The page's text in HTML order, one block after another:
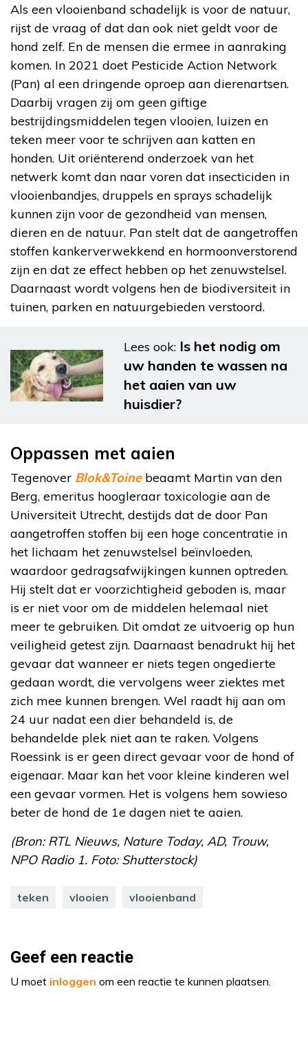
Als een vlooienband schadelijk is voor de natuur,
rijst de vraag of dat dan ook niet geldt voor de
hond zelf. En de mensen die ermee in aanraking
komen. In 2021 doet Pesticide Action Network
(Pan) al een dringende oproep aan dierenartsen.
Daarbij vragen zij om geen giftige
bestrijdingsmiddelen tegen vlooien, luizen en
teken meer voor te schrijven aan katten en
honden. Uit oriënterend onderzoek van het
netwerk komt dan naar voren dat insecticiden in
vlooienbandjes, druppels en sprays schadelijk
kunnen zijn voor de gezondheid van mensen,
dieren en de natuur. Pan stelt dat de aangetroffen
stoffen kankerverwekkend en hormoonverstorend
zijn en dat ze effect hebben op het zenuwstelsel.
Daarnaast wordt volgens hen de biodiversiteit in
tuinen, parken en natuurgebieden verstoord.
Lees ook: Is het nodig om
uw handen te wassen na
het aaien van uw
huisdier?
Oppassen met aaien
Tegenover Blok&Toinebeaamt Martin van den
Berg, emeritus hoogleraar toxicologie aan de
Universiteit Utrecht, destijds dat de door Pan
aangetroffen stoffen bij een hoge concentratie in
het lichaam het zenuwstelsel beïnvloeden,
waardoor gedragsafwijkingen kunnen optreden.
Hij stelt dat er voorzichtigheid geboden is, maar
is er niet voor om de middelen helemaal niet
meer te gebruiken. Dit omdat ze uitvoerig op hun
veiligheid getest zijn. Daarnaast benadrukt hij het
gevaar dat wanneer er niets tegen ongedierte
gedaan wordt, die vervolgens weer ziektes met
zich mee kunnen brengen. Wel raadt hij aan om
24 uur nadat een dier behandeld is, de
behandelde plek niet aan te raken. Volgens
Roessink is er geen direct gevaar voor de hond of
eigenaar. Maar kan het voor kleine kinderen wel
een gevaar vormen. Het is volgens hem sowieso
beter de hond de 1e dagen niet te aaien.
(Bron: RTL Nieuws, Nature Today, AD, Trouw,
NPO Radio 1. Foto: Shutterstock)
teken vlooien vlooienband
Geef een reactie
U moet inloggen om een reactie te kunnen plaatsen.